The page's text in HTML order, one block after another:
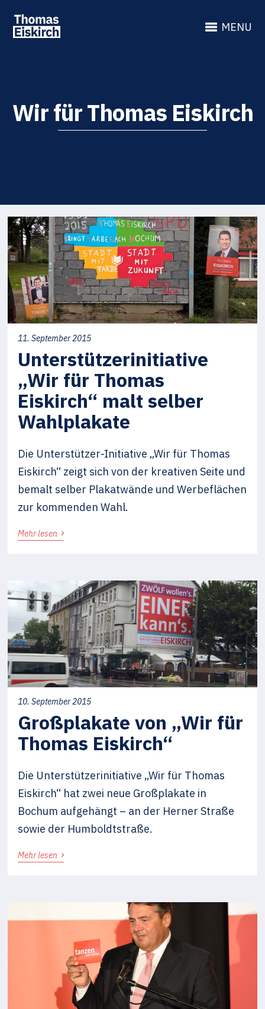
MENU
Wir für Thomas Eiskirch
11. September 2015
Unterstützerinitiative
„Wir für Thomas
Eiskirch“ malt selber
Wahlplakate
Die Unterstützer-Initiative „Wir für Thomas
Eiskirch“ zeigt sich von der kreativen Seite und
bemalt selber Plakatwände und Werbeflächen
zur kommenden Wahl.
Mehr lesen ›
10. September 2015
Großplakate von „Wir für
Thomas Eiskirch“
Die Unterstützerinitiative „Wir für Thomas
Eiskirch“ hat zwei neue Großplakate in
Bochum aufgehängt – an der Herner Straße
sowie der Humboldtstraße.
Mehr lesen ›